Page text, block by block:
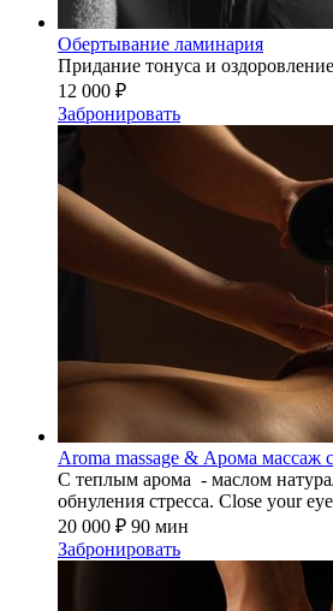
Обертывание ламинария
Придание тонуса и
12 000 ₽
Забронировать
Aroma massage & Арома массаж
С теплым арома - маслом
обнуления стресса. Close your
20 000 ₽ 90 мин
Забронировать